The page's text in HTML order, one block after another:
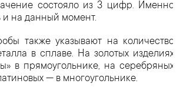
состояло из 3 цифр. Именно
и на данный момент.
также указывают на количество
в сплаве. На золотых изделиях
в прямоугольнике, на серебряных
— в многоугольнике.